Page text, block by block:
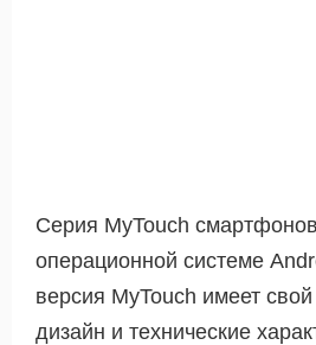
Серия MyTouch
операционной системе
версия MyTouch имеет
дизайн и технические